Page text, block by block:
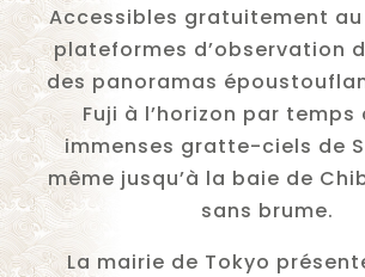
Accessibles gratuitement
plateformes d’observation
des panoramas
Fuji à l’horizon par temps
immenses gratte-ciels de
même jusqu’à la baie de
sans brume.
La mairie de Tokyo